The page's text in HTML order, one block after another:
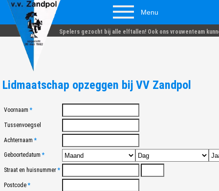
Menu
Spelers gezocht bij alle elftallen! Ook ons vrouwenteam
Lidmaatschap opzeggen bij VV Zandpol
Voornaam *
Tussenvoegsel
Achternaam *
Geboortedatum *
Straat en huisnummer *
Postcode *